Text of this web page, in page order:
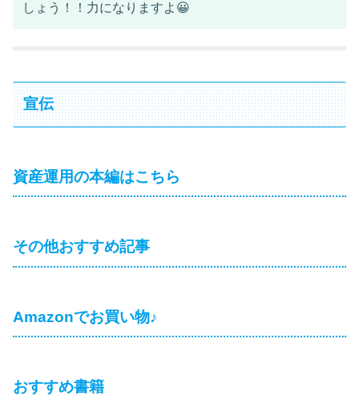
しょう！！力になりますよ😀
宣伝
資産運用の本編はこちら
その他おすすめ記事
Amazonでお買い物♪
おすすめ書籍